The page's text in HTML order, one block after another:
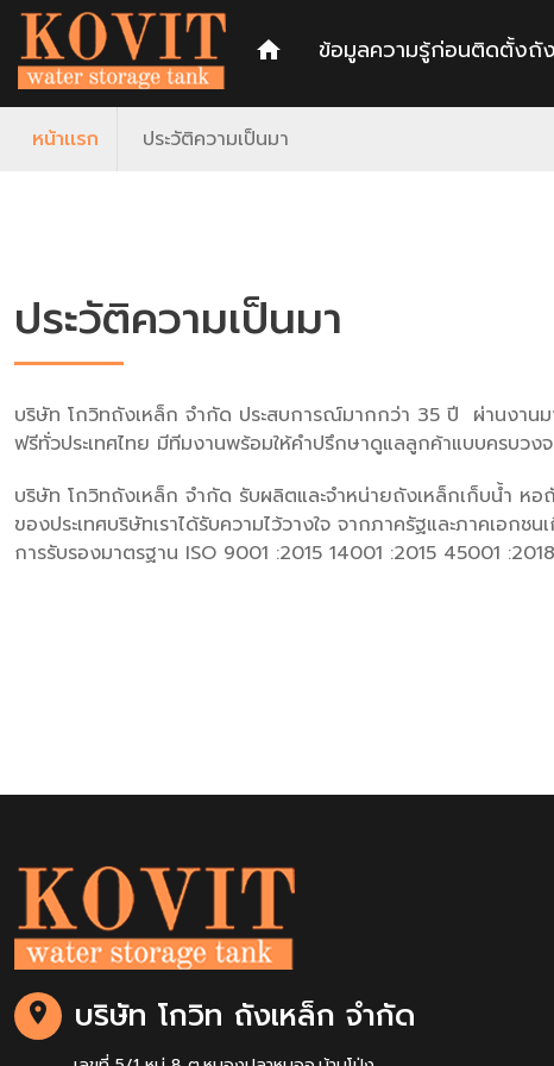
home ข้อมูลความรู้ก่อนติดตั้งถัง
หน้าเเรก ประวัติความเป็นมา
ประวัติความเป็นมา
บริษัท โกวิทถังเหล็ก จำกัด ประสบการณ์มากกว่า 35 ปี ผ่านงา
ฟรีทั่วประเทศไทย มีทีมงานพร้อมให้คำปรึกษาดูแลลูกค้าแบบครบว
บริษัท โกวิทถังเหล็ก จำกัด รับผลิตและจำหน่ายถังเหล็กเก็บน้ำ
ของประเทศบริษัทเราได้รับความไว้วางใจ จากภาครัฐและภาคเอก
การรับรองมาตรฐาน ISO 9001 :2015 14001 :2015 45001
บริษัท โกวิท ถังเหล็ก จำกัด